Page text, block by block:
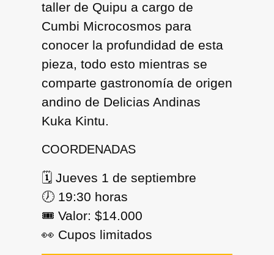
taller de Quipu a cargo de
Cumbi Microcosmos para
conocer la profundidad de esta
pieza, todo esto mientras se
comparte gastronomía de origen
andino de Delicias Andinas
Kuka Kintu.
COORDENADAS
🗓️ Jueves 1 de septiembre
🕖 19:30 horas
🎟️ Valor: $14.000
👀 Cupos limitados